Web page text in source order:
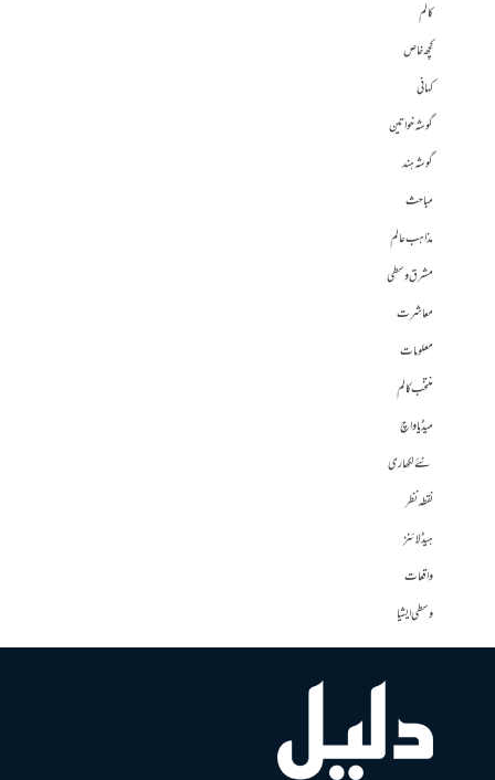
کالم
کچھ خاص
کہانی
گوشہ خواتین
گوشہ ہند
مباحث
مذاہب عالم
مشرق وسطی
معاشرت
معلومات
منتخب کالم
میڈیا واچ
نئے لکھاری
نقطہ نظر
ہیڈلائنز
واقعات
وسطی ایشیا